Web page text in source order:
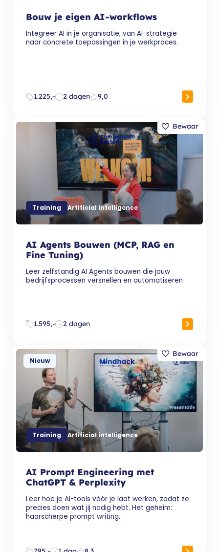
Bouw je eigen AI-workflows
Integreer AI in je organisatie; van AI-strategie
naar concrete toepassingen in je werkproces.
1.225,- 2 dagen 9,0
Training Artificial intelligence
AI Agents Bouwen (MCP, RAG en
Fine Tuning)
Leer zelfstandig AI Agents bouwen die jouw
bedrijfsprocessen versnellen en automatiseren
1.595,- 2 dagen
Training Artificial intelligence
Nieuw
AI Prompt Engineering met
ChatGPT & Perplexity
Leer hoe je AI-tools vóór je laat werken, zodat ze
precies doen wat jij nodig hebt. Het geheim:
haarscherpe prompt writing.